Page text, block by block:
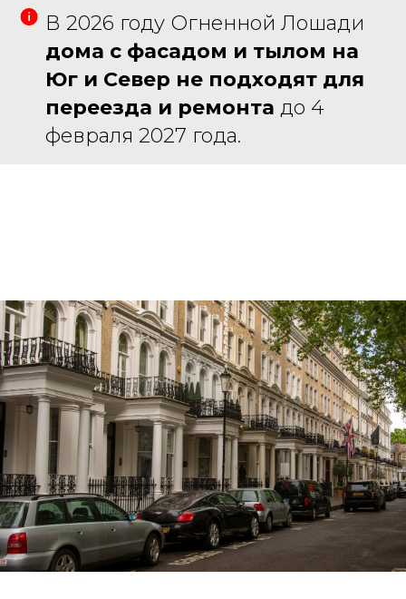
В 2026 году Огненной Лошади
дома с фасадом и тылом на
Юг и Север не подходят для
переезда и ремонта до 4
февраля 2027 года.